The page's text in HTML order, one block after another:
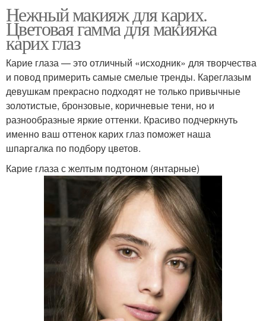
Нежный макияж для карих.
Цветовая гамма для макияжа
карих глаз
Карие глаза — это отличный «исходник» для творчества
и повод примерить самые смелые тренды. Кареглазым
девушкам прекрасно подходят не только привычные
золотистые, бронзовые, коричневые тени, но и
разнообразные яркие оттенки. Красиво подчеркнуть
именно ваш оттенок карих глаз поможет наша
шпаргалка по подбору цветов.
Карие глаза с желтым подтоном (янтарные)